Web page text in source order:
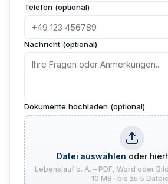
Telefon (optional)
Nachricht (optional)
Dokumente hochladen (optional)
Datei auswählen oder
Lebenslauf o. Ä. – PDF, Word oder Bild
10 MB · bis zu 5